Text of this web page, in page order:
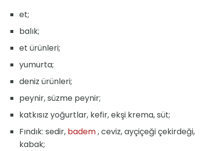
et;
balık;
et ürünleri;
yumurta;
deniz ürünleri;
peynir, süzme peynir;
katkısız yoğurtlar, kefir, ekşi krema, süt;
Fındık: sedir, badem, ceviz, ayçiçeği çekirdeği,
kabak;